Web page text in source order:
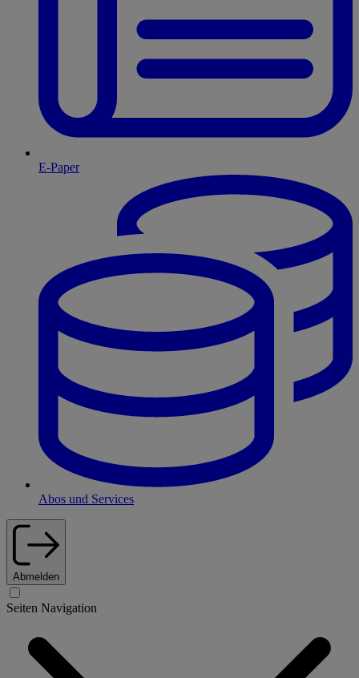
E-Paper
Abos und Services
Abmelden
Seiten Navigation